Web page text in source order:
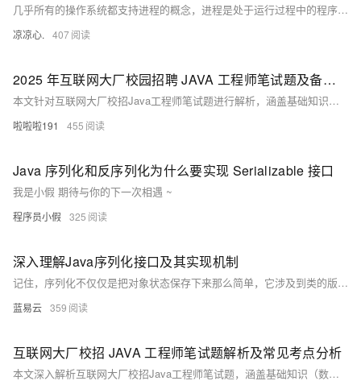
几乎所有的操作系统都支持进程的概念，进程是处于运行过程中的程序，并且具有一定的独立功能，进程是系统进行资源分配和调度的一个独立单位一般而言，进程包含如下三个特征。独立性动态性并发性。
凉凉心. 407
2025 年互联网大厂校园招聘 JAVA 工程师笔试题及备考要点解析
本文针对互联网大厂校招Java工程师笔试题进行解析，涵盖基础知识、面向对象编程、数据结构与算法、异常处理及集合框架等核心内容。从数据类型、运算符到流程控制语句，从类与对象、继承多态到数组链表、排序算法，再到异常捕获与集合框架应用，结合实际案例深入剖析，助你系统掌握考点，提升应试能力。资源链接：[点此获取](https://pan.quark.cn/s/14fcf913bae6)。
啦啦啦191 455
Java 序列化和反序列化为什么要实现 Serializable 接口
我是小假 期待与你的下一次相遇 ~
程序员小假 325
深入理解Java序列化接口及其实现机制
记住，序列化不仅仅是把对象状态保存下来那么简单，它涉及到类的版本控制、安全性和性能等多个重要方面。正确理解和实现Java序列化机制对于构建高效、安全和可维护的Java应用至关重要。
蓝易云 359
互联网大厂校招 JAVA 工程师笔试题解析及常见考点分析
本文深入解析互联网大厂校招Java工程师笔试题，涵盖基础知识（数据类型、流程控制）、面向对象编程（类与对象、继承与多态）、数据结构与算法（数组、链表、排序算法）、异常处理、集合框架、Java 8+新特性（Lambda表达式、Stream API）、多线程与并发、IO与NIO、数据库操作（JDBC、ORM框架MyBatis）及Spring框架基础（IoC、DI、AOP）。通过技术方案讲解与实例演示，助你掌握核心考点，提升解题能力。